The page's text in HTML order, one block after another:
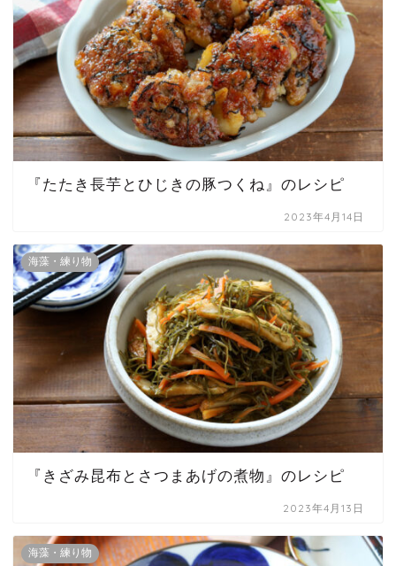
『たたき長芋とひじきの豚つくね』のレシピ
2023年4月14日
海藻・練り物
『きざみ昆布とさつまあげの煮物』のレシピ
2023年4月13日
海藻・練り物